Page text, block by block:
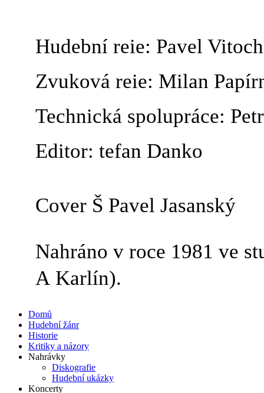
Hudební reie: Pavel Vitoch
Zvuková reie: Milan
Technická spolupráce:
Editor: tefan Danko
Cover Š Pavel Jasanský
Nahráno v roce 1981 ve
A Karlín).
Domů
Hudební žánr
Historie
Kritiky a názory
Nahrávky
Diskografie
Hudební ukázky
Koncerty